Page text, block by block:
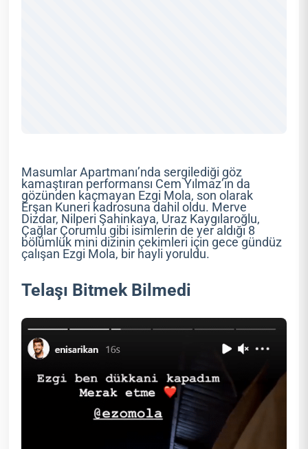
Masumlar Apartmanı’nda sergilediği göz
kamaştıran performansı Cem Yılmaz’ın da
gözünden kaçmayan Ezgi Mola, son olarak
Erşan Kuneri kadrosuna dahil oldu. Merve
Dizdar, Nilperi Şahinkaya, Uraz Kaygılaroğlu,
Çağlar Çorumlu gibi isimlerin de yer aldığı 8
bölümlük mini dizinin çekimleri için gece gündüz
çalışan Ezgi Mola, bir hayli yoruldu.
Telaşı Bitmek Bilmedi